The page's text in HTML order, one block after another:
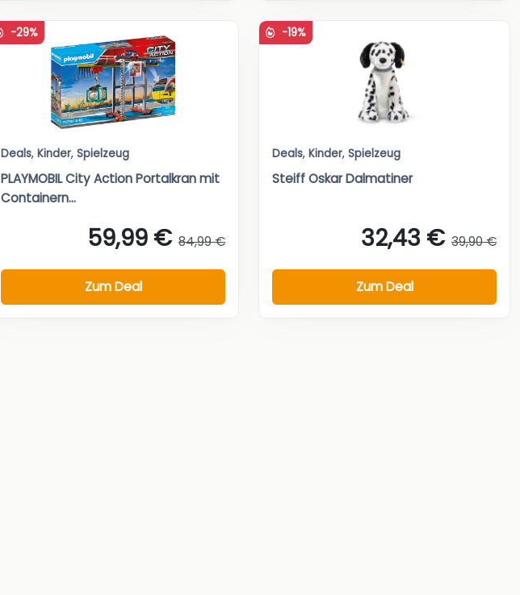
-29%
Deals, Kinder, Spielzeug
PLAYMOBIL City Action Portalkran mit
Containern...
59,99 € 84,99 €
Zum Deal
-19%
Deals, Kinder, Spielzeug
Steiff Oskar Dalmatiner
32,43 € 39,90 €
Zum Deal